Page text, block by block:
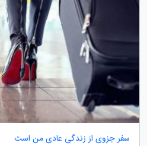
سفر جزوی از زندگی عادی من است